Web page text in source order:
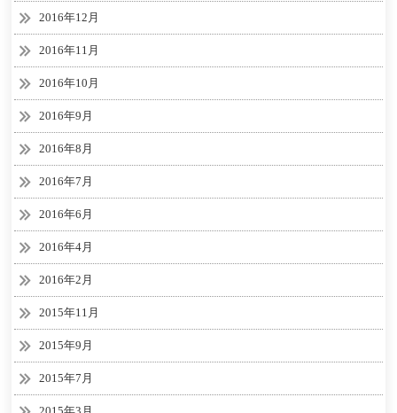
2016年12月
2016年11月
2016年10月
2016年9月
2016年8月
2016年7月
2016年6月
2016年4月
2016年2月
2015年11月
2015年9月
2015年7月